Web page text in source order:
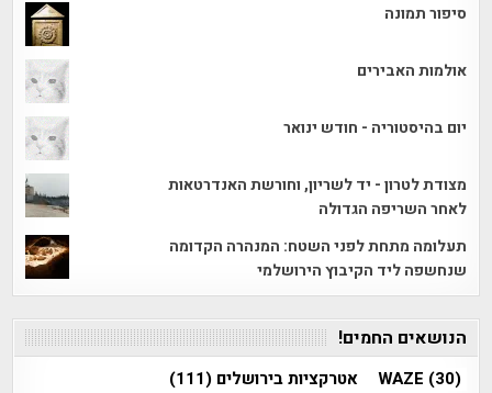
סיפור תמונה
אולמות האבירים
יום בהיסטוריה - חודש ינואר
מצודת לטרון - יד לשריון, וחורשת האנדרטאות
לאחר השריפה הגדולה
תעלומה מתחת לפני השטח: המנהרה הקדומה
שנחשפה ליד הקיבוץ הירושלמי
הנושאים החמים!
WAZE (30) אטרקציות בירושלים (111)